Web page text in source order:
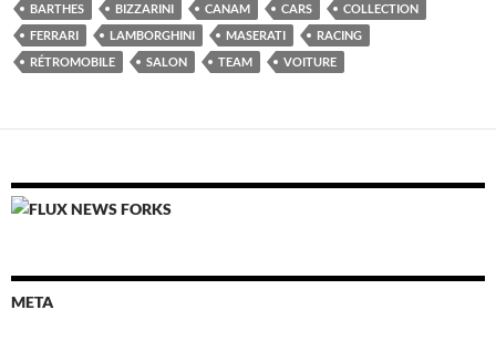
BARTHES BIZZARINI CANAM CARS
COLLECTION
FERRARI
LAMBORGHINI MASERATI
RACING
RÉTROMOBILE
SALON TEAM VOITURE
NEWS FORKS
META